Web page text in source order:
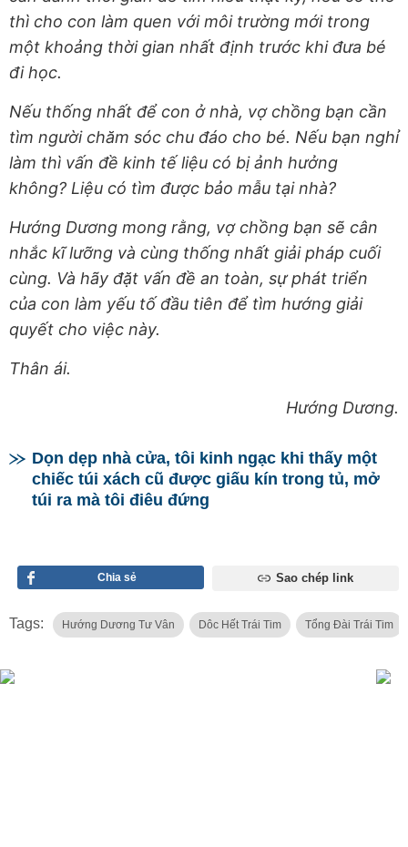
thì cho con làm quen với môi trường mới trong
một khoảng thời gian nhất định trước khi đưa bé
đi học.
Nếu thống nhất để con ở nhà, vợ chồng bạn cần
tìm người chăm sóc chu đáo cho bé. Nếu bạn nghỉ
làm thì vấn đề kinh tế liệu có bị ảnh hưởng
không? Liệu có tìm được bảo mẫu tại nhà?
Hướng Dương mong rằng, vợ chồng bạn sẽ cân
nhắc kĩ lưỡng và cùng thống nhất giải pháp cuối
cùng. Và hãy đặt vấn đề an toàn, sự phát triển
của con làm yếu tố đầu tiên để tìm hướng giải
quyết cho việc này.
Thân ái.
Hướng Dương.
Dọn dẹp nhà cửa, tôi kinh ngạc khi thấy một
chiếc túi xách cũ được giấu kín trong tủ, mở
túi ra mà tôi điêu đứng
Chia sẻ Sao chép link
Tags: Hướng Dương Tư Vân Dôc Hết Trái Tim Tổng Đài Trái Tim